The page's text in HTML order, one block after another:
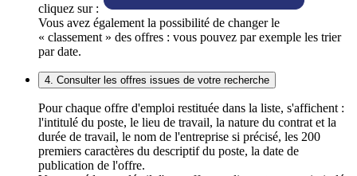
cliquez sur :
Vous avez également la possibilité de changer le
« classement » des offres : vous pouvez par exemple les trier
par date.
4. Consulter les offres issues de votre recherche
Pour chaque offre d'emploi restituée dans la liste, s'affichent :
l'intitulé du poste, le lieu de travail, la nature du contrat et la
durée de travail, le nom de l'entreprise si précisé, les 200
premiers caractères du descriptif du poste, la date de
publication de l'offre.